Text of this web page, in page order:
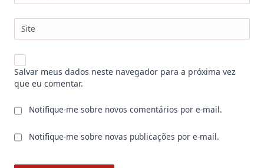
Site
Salvar meus dados neste navegador para a próxima vez
que eu comentar.
Notifique-me sobre novos comentários por e-mail.
Notifique-me sobre novas publicações por e-mail.